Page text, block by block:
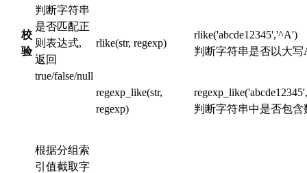
校
验
判断字符串
是否匹配正
则表达式,
返回
true/false/null
rlike(str, regexp)
rlike('abcde12345','^A')
判断字符串是否以大写
regexp_like(str,
regexp)
判断字符串中是否包含
根据分组索
引值截取字